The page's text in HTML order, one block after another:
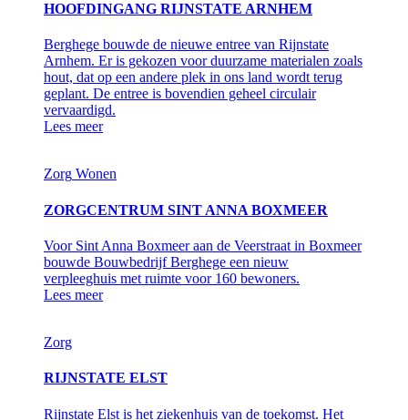
HOOFDINGANG RIJNSTATE ARNHEM
Berghege bouwde de nieuwe entree van Rijnstate
Arnhem. Er is gekozen voor duurzame materialen zoals
hout, dat op een andere plek in ons land wordt terug
geplant. De entree is bovendien geheel circulair
vervaardigd.
Lees meer
Zorg Wonen
ZORGCENTRUM SINT ANNA BOXMEER
Voor Sint Anna Boxmeer aan de Veerstraat in Boxmeer
bouwde Bouwbedrijf Berghege een nieuw
verpleeghuis met ruimte voor 160 bewoners.
Lees meer
Zorg
RIJNSTATE ELST
Rijnstate Elst is het ziekenhuis van de toekomst. Het